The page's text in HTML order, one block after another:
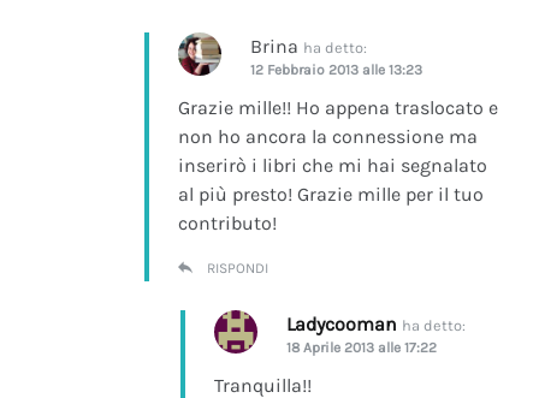
Brina ha detto:
12 Febbraio 2013 alle 13:23
Grazie mille!! Ho appena traslocato e
non ho ancora la connessione ma
inserirò i libri che mi hai segnalato
al più presto! Grazie mille per il tuo
contributo!
RISPONDI
Ladycooman ha detto:
18 Aprile 2013 alle 17:22
Tranquilla!!